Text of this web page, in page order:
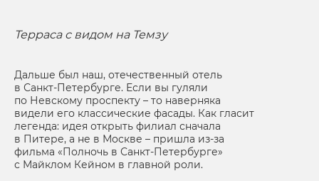
Терраса с видом на Темзу
Дальше был наш, отечественный отель
в Санкт-Петербурге. Если вы гуляли
по Невскому проспекту – то наверняка
видели его классические фасады. Как гласит
легенда: идея открыть филиал сначала
в Питере, а не в Москве – пришла из-за
фильма «Полночь в Санкт-Петербурге»
с Майклом Кейном в главной роли.